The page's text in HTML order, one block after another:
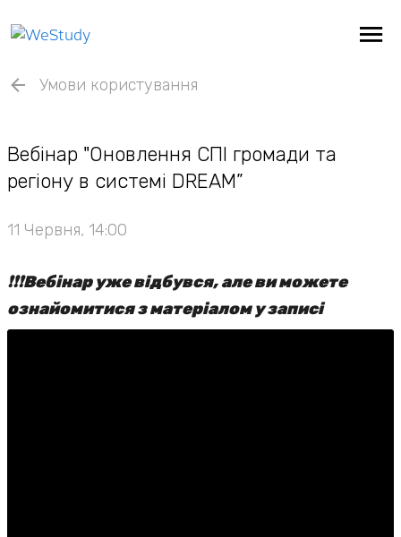
Умови користування
Вебінар "Оновлення СПІ громади та
регіону в системі DREAM”
11 Червня, 14:00
❗️❗️❗️Вебінар уже відбувся, але ви можете
ознайомитися з матеріалом у записі